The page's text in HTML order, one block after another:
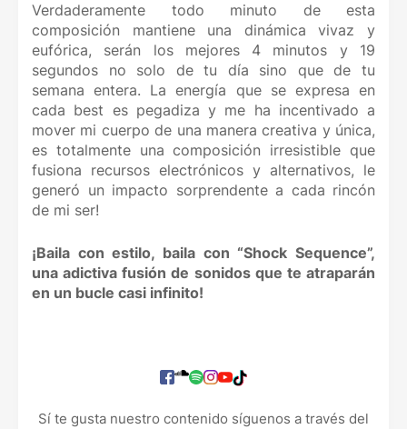
Verdaderamente todo minuto de esta
composición mantiene una dinámica vivaz y
eufórica, serán los mejores 4 minutos y 19
segundos no solo de tu día sino que de tu
semana entera. La energía que se expresa en
cada best es pegadiza y me ha incentivado a
mover mi cuerpo de una manera creativa y única,
es totalmente una composición irresistible que
fusiona recursos electrónicos y alternativos, le
generó un impacto sorprendente a cada rincón
de mi ser!
¡Baila con estilo, baila con “Shock Sequence”,
una adictiva fusión de sonidos que te atraparán
en un bucle casi infinito!
Sí te gusta nuestro contenido síguenos a través del